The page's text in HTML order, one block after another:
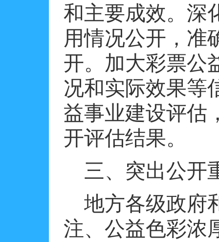
和主要成效。深
用情况公开，准
开。加大彩票公
况和实际效果等
益事业建设评估
开评估结果。
三、突出公开
地方各级政府
注、公益色彩浓